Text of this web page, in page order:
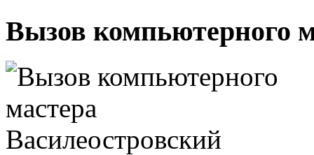
Вызов компьютерного